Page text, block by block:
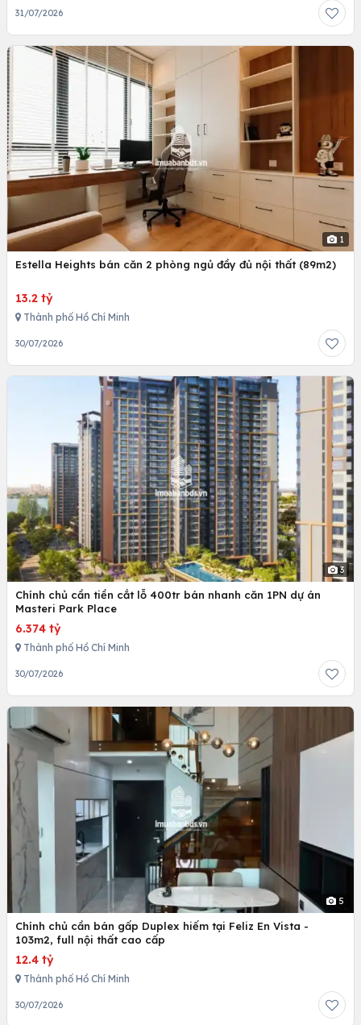
31/07/2026
1
Estella Heights bán căn 2 phòng ngủ đầy đủ nội thất (89m2)
13.2 tỷ
Thành phố Hồ Chí Minh
30/07/2026
3
Chính chủ cần tiền cắt lỗ 400tr bán nhanh căn 1PN dự án
Masteri Park Place
6.374 tỷ
Thành phố Hồ Chí Minh
30/07/2026
5
Chính chủ cần bán gấp Duplex hiếm tại Feliz En Vista -
103m2, full nội thất cao cấp
12.4 tỷ
Thành phố Hồ Chí Minh
30/07/2026